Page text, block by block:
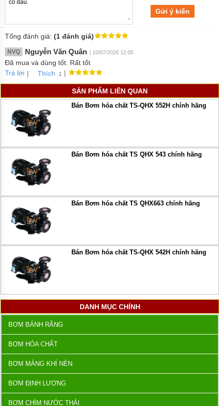
Gửi ý kiến
Tổng đánh giá: (1 đánh giá)
NVQ Nguyễn Văn Quân | 10/07/2026 12:05
Đã mua và dùng tốt. Rất tốt
Trả lời | Thích .1 |
SẢN PHẨM LIÊN QUAN
Bán Bơm hóa chất TS-QHX 552H chính hãng
Bán Bơm hóa chất TS QHX 543 chính hãng
Bán Bơm hóa chất TS QHX663 chính hãng
Bán Bơm hóa chất TS-QHX 542H chính hãng
DANH MỤC CHÍNH
BƠM BÁNH RĂNG
BƠM HÓA CHẤT
BƠM MÀNG KHÍ NÉN
BƠM ĐỊNH LƯỢNG
BƠM CHÌM NƯỚC THẢI